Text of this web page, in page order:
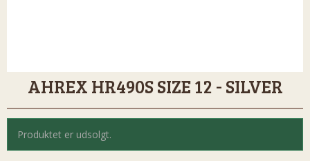
AHREX HR490S SIZE 12 - SILVER
Produktet er udsolgt.